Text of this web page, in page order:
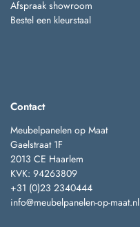
Afspraak showroom
Bestel een kleurstaal
Contact
Meubelpanelen op Maat
Gaelstraat 1F
2013 CE Haarlem
KVK: 94263809
+31 (0)23 2340444
info@meubelpanelen-op-maat.nl